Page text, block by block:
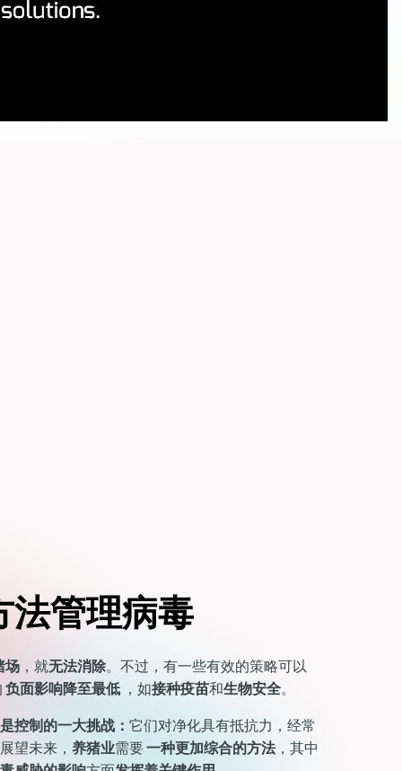
法管理病毒
场 ，就无法消除。不过，有一些有效的策略可以
负面影响降至最低 ，如接种疫苗和生物安全。
控制的一大挑战： 它们对净化具有抵抗力，经常
望未来， 养猪业需要一种更加综合的方法，其中